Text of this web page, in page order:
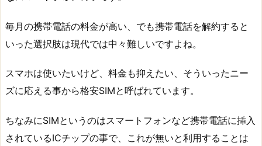
毎月の携帯電話の料金が高い、でも携帯電話を解約すると
いった選択肢は現代では中々難しいですよね。
スマホは使いたいけど、料金も抑えたい、そういったニー
ズに応える事から格安SIMと呼ばれています。
ちなみにSIMというのはスマートフォンなど携帯電話に挿入
されているICチップの事で、これが無いと利用することは